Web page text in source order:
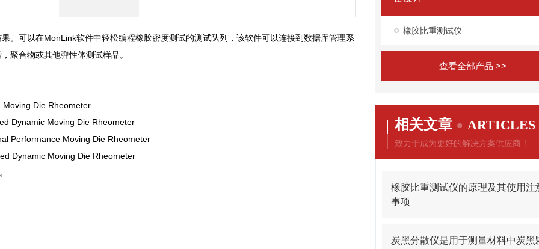
。可以在MonLink软件中轻松编程橡胶密度测试的测试队列，该软件可以连接到数据库管理系
聚合物或其他弹性体测试样品。
Die Rheometer
Dynamic Moving Die Rheometer
Performance Moving Die Rheometer
Dynamic Moving Die Rheometer
橡胶比重测试仪
查看全部产品 >>
相关文章 ARTICLES
致力于成为更好的解决方案供应商！
橡胶比重测试仪的原理及其使用注
事项
炭黑分散仪是用于测量材料中炭黑